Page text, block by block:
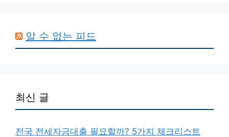
알 수 없는 피드
최신 글
전국 전세자금대출 필요할까? 5가지 체크리스트